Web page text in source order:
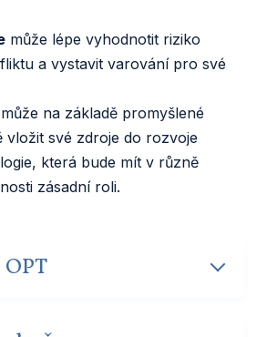
může lépe vyhodnotit riziko
a vystavit varování pro své
může na základě promyšlené
vložit své zdroje do rozvoje
která bude mít v různě
zásadní roli.